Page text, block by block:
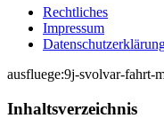
Rechtliches
Impressum
ausfluege:9j-svolvar-fahrt-
Inhaltsverzeichnis